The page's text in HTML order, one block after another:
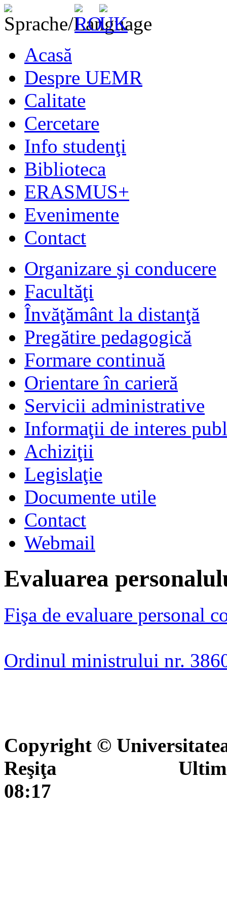
Acasă
Despre UEMR
Calitate
Cercetare
Info studenţi
Biblioteca
ERASMUS+
Evenimente
Contact
Organizare şi conducere
Facultăţi
Învăţământ la distanţă
Pregătire pedagogică
Formare continuă
Orientare în carieră
Servicii administrative
Informaţii de interes
Achiziţii
Legislaţie
Documente utile
Contact
Webmail
Evaluarea
Fişa de evaluare personal
Ordinul ministrului nr.
Copyright ©
Reşiţa Ultima
08:17